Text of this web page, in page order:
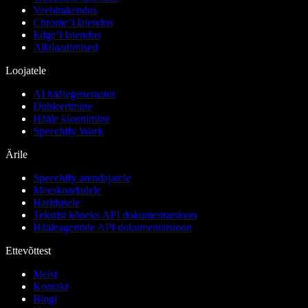
Veebirakendus
Chrome’i laiendus
Edge’i laiendus
Allalaadimised
Loojatele
AI häälegeneraator
Dubleerimine
Hääle kloonimine
Speechify Work
Ärile
Speechify arendajatele
Meeskondadele
Haridusele
Tekstist kõneks API dokumentatsioon
Hääleagentide API dokumentatsioon
Ettevõttest
Meist
Kontakt
Blogi